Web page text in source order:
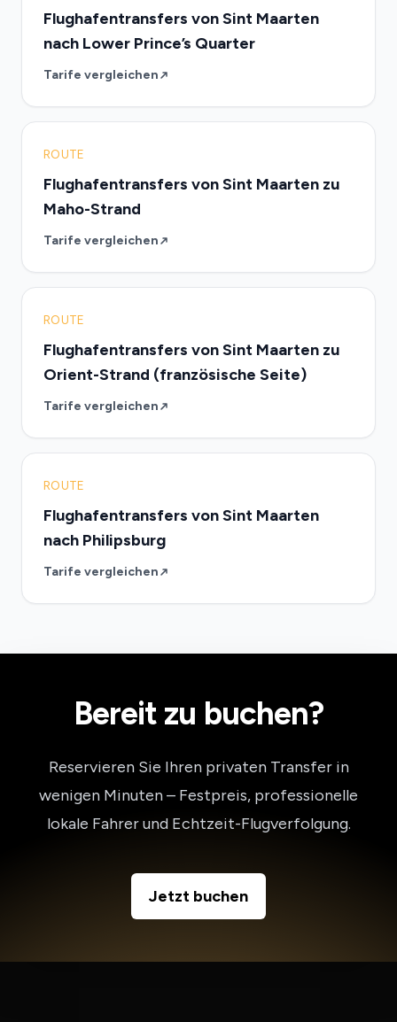
Flughafentransfers von Sint Maarten
nach Lower Prince’s Quarter
Tarife vergleichen
ROUTE
Flughafentransfers von Sint Maarten zu
Maho-Strand
Tarife vergleichen
ROUTE
Flughafentransfers von Sint Maarten zu
Orient-Strand (französische Seite)
Tarife vergleichen
ROUTE
Flughafentransfers von Sint Maarten
nach Philipsburg
Tarife vergleichen
Bereit zu buchen?
Reservieren Sie Ihren privaten Transfer in
wenigen Minuten – Festpreis, professionelle
lokale Fahrer und Echtzeit-Flugverfolgung.
Jetzt buchen